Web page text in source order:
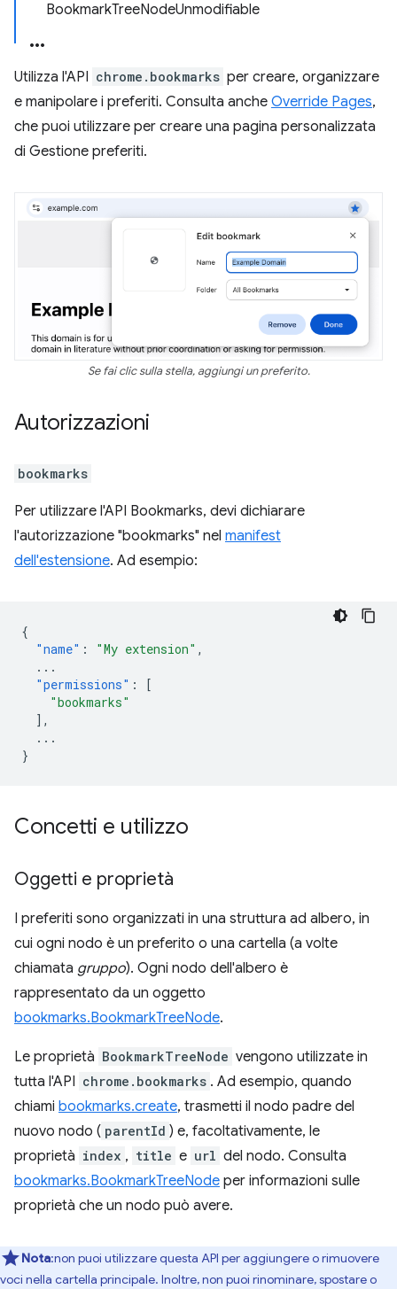
BookmarkTreeNodeUnmodifiable
Utilizza l'API chrome.bookmarks per creare, organizzare
e manipolare i preferiti. Consulta anche Override Pages,
che puoi utilizzare per creare una pagina personalizzata
di Gestione preferiti.
Se fai clic sulla stella, aggiungi un preferito.
Autorizzazioni
bookmarks
Per utilizzare l'API Bookmarks, devi dichiarare
l'autorizzazione "bookmarks" nel manifest
dell'estensione. Ad esempio:
{
"name" : "My extension" ,
...
"permissions" :
[
"bookmarks"
],
...
}
Concetti e utilizzo
Oggetti e proprietà
I preferiti sono organizzati in una struttura ad albero, in
cui ogni nodo è un preferito o una cartella (a volte
chiamata gruppo). Ogni nodo dell'albero è
rappresentato da un oggetto
bookmarks.BookmarkTreeNode.
Le proprietà BookmarkTreeNode vengono utilizzate in
tutta l'API chrome.bookmarks . Ad esempio, quando
chiami bookmarks.create, trasmetti il nodo padre del
nuovo nodo ( parentId ) e, facoltativamente, le
proprietà index , title e url del nodo. Consulta
bookmarks.BookmarkTreeNode per informazioni sulle
proprietà che un nodo può avere.
Nota:non puoi utilizzare questa API per aggiungere o rimuovere
voci nella cartella principale. Inoltre, non puoi rinominare, spostare o